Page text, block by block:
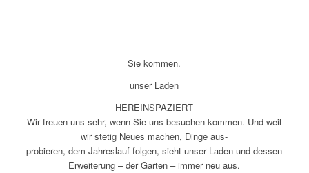
Sie kommen.
unser Laden
HEREINSPAZIERT
Wir freuen uns sehr, wenn Sie uns besuchen kommen. Und weil
wir stetig Neues machen, Dinge aus-
probieren, dem Jahreslauf folgen, sieht unser Laden und dessen
Erweiterung – der Garten – immer neu aus.